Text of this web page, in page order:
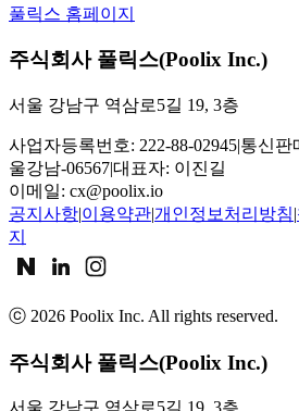
풀릭스 홈페이지
주식회사 풀릭스(Poolix Inc.)
서울 강남구 역삼로5길 19, 3층
사업자등록번호: 222-88-02945|통신판
울강남-06567|대표자: 이진길
이메일: cx@poolix.io
공지사항|이용약관|개인정보처리방침|
지
ⓒ 2026 Poolix Inc. All rights reserved.
주식회사 풀릭스(Poolix Inc.)